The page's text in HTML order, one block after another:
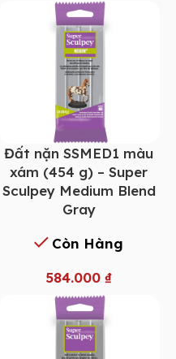
Đất nặn SSMED1 màu
xám (454 g) – Super
Sculpey Medium Blend
Gray
Còn Hàng
584.000₫